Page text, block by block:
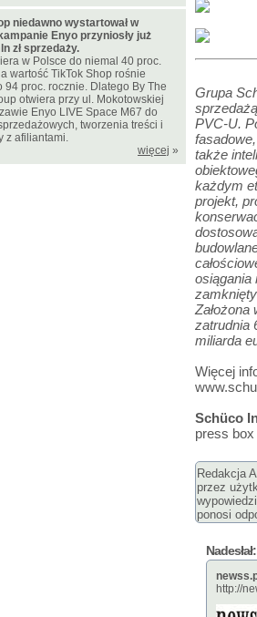
Grupa
PVC-U.
także
każdym
projekt,
osiągania
Założona
zatrudnia
miliarda
Więcej
Schüco
press box
Redakcja
przez
ponosi
Nadesłał:
http://
niedawno wystartował w
Enyo przyniosły już
zł sprzedaży.
w Polsce do niemal 40 proc.
wartość TikTok Shop rośnie
94 proc. rocznie. Dlatego By The
otwiera przy ul. Mokotowskiej
Enyo LIVE Space M67 do
tworzenia treści i
z afiliantami.
więcej »